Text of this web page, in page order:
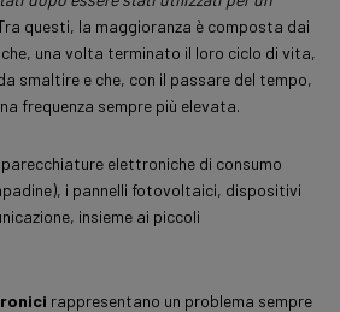
questi, la maggioranza è composta dai
una volta terminato il loro ciclo di vita,
smaltire e che, con il passare del tempo,
frequenza sempre più elevata.
elettroniche di consumo
i pannelli fotovoltaici, dispositivi
insieme ai piccoli
rappresentano un problema sempre